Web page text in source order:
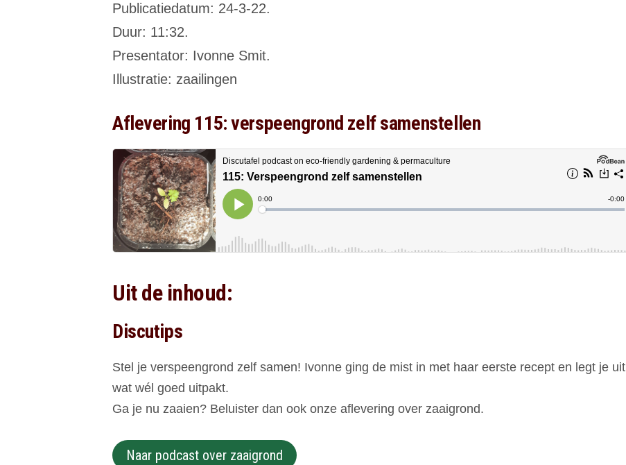
Publicatiedatum: 24-3-22.
Duur: 11:32.
Presentator: Ivonne Smit.
Illustratie: zaailingen
Aflevering 115: verspeengrond zelf samenstellen
Uit de inhoud:
Discutips
Stel je verspeengrond zelf samen! Ivonne ging de mist in met haar eerste recept en legt je uit
wat wél goed uitpakt.
Ga je nu zaaien? Beluister dan ook onze aflevering over zaaigrond.
Naar podcast over zaaigrond